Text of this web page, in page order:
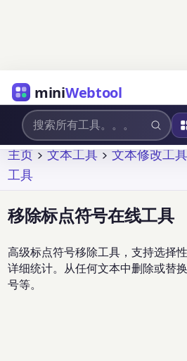
miniWebtool
主页 >文本工具 >文本修改工具
工具
移除标点符号在线工具
高级标点符号移除工具，支持选择
详细统计。从任何文本中删除或替
号等。